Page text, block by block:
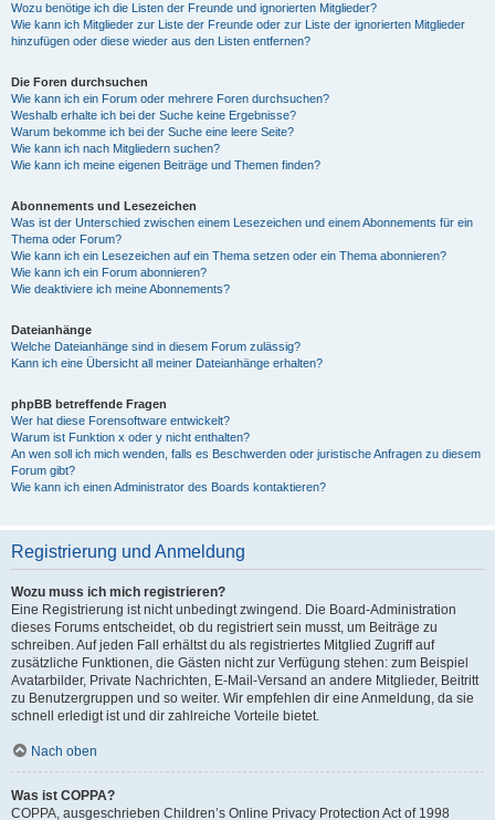
Wozu benötige ich die Listen der Freunde und ignorierten Mitglieder?
Wie kann ich Mitglieder zur Liste der Freunde oder zur Liste der ignorierten Mitglieder
hinzufügen oder diese wieder aus den Listen entfernen?
Die Foren durchsuchen
Wie kann ich ein Forum oder mehrere Foren durchsuchen?
Weshalb erhalte ich bei der Suche keine Ergebnisse?
Warum bekomme ich bei der Suche eine leere Seite?
Wie kann ich nach Mitgliedern suchen?
Wie kann ich meine eigenen Beiträge und Themen finden?
Abonnements und Lesezeichen
Was ist der Unterschied zwischen einem Lesezeichen und einem Abonnements für ein
Thema oder Forum?
Wie kann ich ein Lesezeichen auf ein Thema setzen oder ein Thema abonnieren?
Wie kann ich ein Forum abonnieren?
Wie deaktiviere ich meine Abonnements?
Dateianhänge
Welche Dateianhänge sind in diesem Forum zulässig?
Kann ich eine Übersicht all meiner Dateianhänge erhalten?
phpBB betreffende Fragen
Wer hat diese Forensoftware entwickelt?
Warum ist Funktion x oder y nicht enthalten?
An wen soll ich mich wenden, falls es Beschwerden oder juristische Anfragen zu diesem
Forum gibt?
Wie kann ich einen Administrator des Boards kontaktieren?
Registrierung und Anmeldung
Wozu muss ich mich registrieren?
Eine Registrierung ist nicht unbedingt zwingend. Die Board-Administration
dieses Forums entscheidet, ob du registriert sein musst, um Beiträge zu
schreiben. Auf jeden Fall erhältst du als registriertes Mitglied Zugriff auf
zusätzliche Funktionen, die Gästen nicht zur Verfügung stehen: zum Beispiel
Avatarbilder, Private Nachrichten, E-Mail-Versand an andere Mitglieder, Beitritt
zu Benutzergruppen und so weiter. Wir empfehlen dir eine Anmeldung, da sie
schnell erledigt ist und dir zahlreiche Vorteile bietet.
Nach oben
Was ist COPPA?
COPPA, ausgeschrieben Children’s Online Privacy Protection Act of 1998